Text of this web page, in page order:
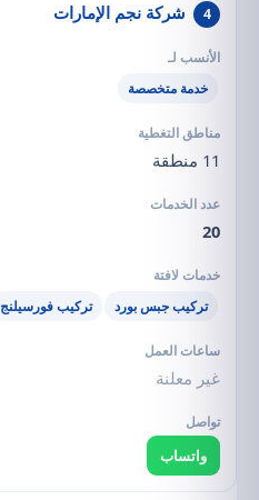
4 شركة نجم الإمارات
خدمة متخصصة
11 منطقة
20
تركيب جبس بورد تركيب فورسيلنج
غير معلنة
واتساب